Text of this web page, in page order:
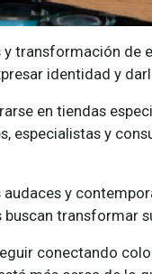
transformación
identidad y
en tiendas
especialistas y
y
transformar
conectando